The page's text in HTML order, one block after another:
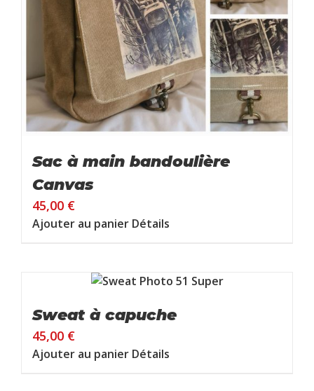
Sac à main bandoulière
Canvas
45,00 €
Ajouter au panier Détails
Sweat à capuche
45,00 €
Ajouter au panier Détails